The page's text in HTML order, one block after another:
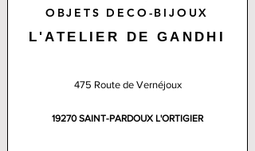
OBJETS DECO-BIJOUX
L'ATELIER DE GANDHI
475 Route de Vernéjoux
19270 SAINT-PARDOUX L'ORTIGIER